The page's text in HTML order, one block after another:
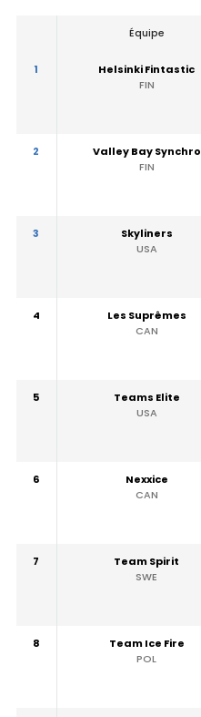
Équipe
1
Helsinki Fintastic
FIN
2
Valley Bay Synchro
FIN
3
Skyliners
USA
4
Les Suprêmes
CAN
5
Teams Elite
USA
6
Nexxice
CAN
7
Team Spirit
SWE
8
Team Ice Fire
POL